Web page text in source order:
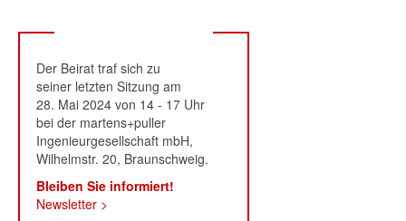
Der Beirat traf sich zu
seiner letzten Sitzung am
28. Mai 2024 von 14 - 17 Uhr
bei der martens+puller
Ingenieurgesellschaft mbH,
Wilhelmstr. 20, Braunschweig.
Bleiben Sie informiert!
Newsletter >